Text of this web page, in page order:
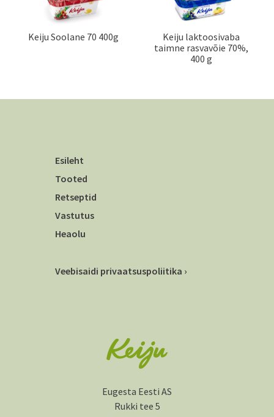
Keiju Soolane 70 400g
Keiju laktoosivaba
taimne rasvavõie 70%,
400 g
Esileht
Tooted
Retseptid
Vastutus
Heaolu
Veebisaidi privaatsuspoliitika ›
Eugesta Eesti AS
Rukki tee 5